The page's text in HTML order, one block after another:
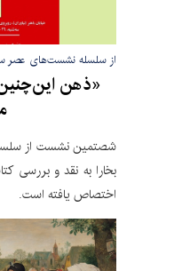
از سلسله نشست‌های عصر
«ذهن
شصتمین نشست از
بخارا به نقد و بررسی
اختصاص یافته است.